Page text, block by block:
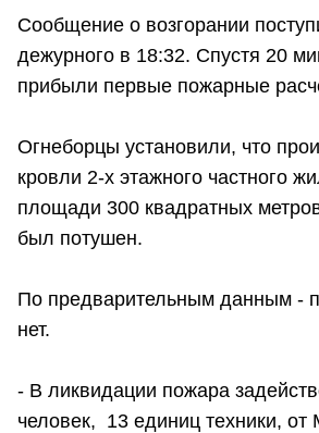
Сообщение о возгорании
дежурного в 18:32. Спустя 20
прибыли первые пожарные
Огнеборцы установили, что
кровли 2-х этажного частного
площади 300 квадратных
был потушен.
По предварительным данным -
нет.
- В ликвидации пожара
человек, 13 единиц техники,